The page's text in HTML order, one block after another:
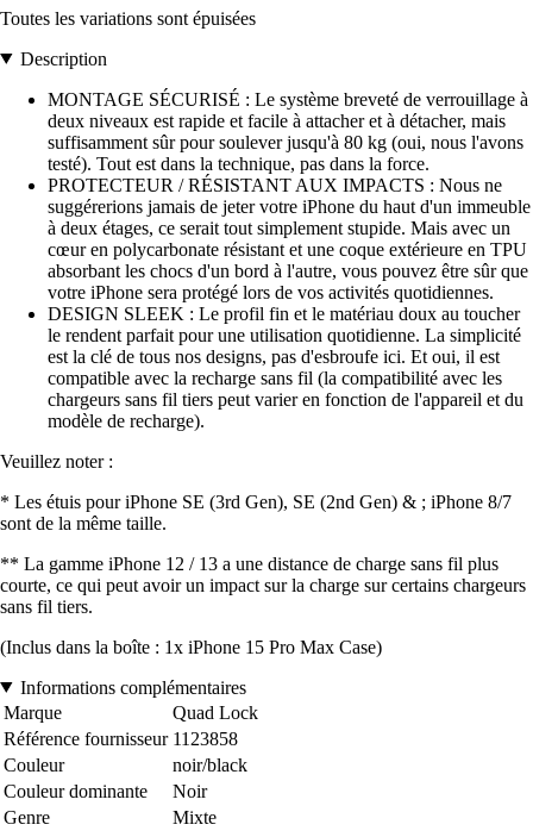
Toutes les variations sont épuisées
Description
MONTAGE SÉCURISÉ : Le système breveté de verrouillage à
deux niveaux est rapide et facile à attacher et à détacher, mais
suffisamment sûr pour soulever jusqu'à 80 kg (oui, nous l'avons
testé). Tout est dans la technique, pas dans la force.
PROTECTEUR / RÉSISTANT AUX IMPACTS : Nous ne
suggérerions jamais de jeter votre iPhone du haut d'un immeuble
à deux étages, ce serait tout simplement stupide. Mais avec un
cœur en polycarbonate résistant et une coque extérieure en TPU
absorbant les chocs d'un bord à l'autre, vous pouvez être sûr que
votre iPhone sera protégé lors de vos activités quotidiennes.
DESIGN SLEEK : Le profil fin et le matériau doux au toucher
le rendent parfait pour une utilisation quotidienne. La simplicité
est la clé de tous nos designs, pas d'esbroufe ici. Et oui, il est
compatible avec la recharge sans fil (la compatibilité avec les
chargeurs sans fil tiers peut varier en fonction de l'appareil et du
modèle de recharge).
Veuillez noter :
* Les étuis pour iPhone SE (3rd Gen), SE (2nd Gen) & ; iPhone 8/7
sont de la même taille.
** La gamme iPhone 12 / 13 a une distance de charge sans fil plus
courte, ce qui peut avoir un impact sur la charge sur certains chargeurs
sans fil tiers.
(Inclus dans la boîte : 1x iPhone 15 Pro Max Case)
Informations complémentaires
Marque
Quad Lock
Référence fournisseur 1123858
Couleur
noir/black
Couleur dominante
Noir
Genre
Mixte